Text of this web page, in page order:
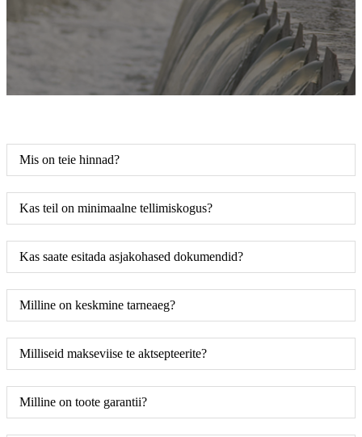
Mis on teie hinnad?
Kas teil on minimaalne tellimiskogus?
Kas saate esitada asjakohased dokumendid?
Milline on keskmine tarneaeg?
Milliseid makseviise te aktsepteerite?
Milline on toote garantii?